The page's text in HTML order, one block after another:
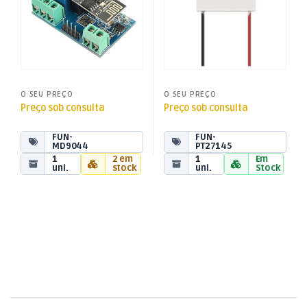
O SEU PREÇO
Preço sob consulta
FUN-
MD9044
1
uni.
2 em
stock
O SEU PREÇO
Preço sob consulta
FUN-
PT27145
1
uni.
Em
Stock